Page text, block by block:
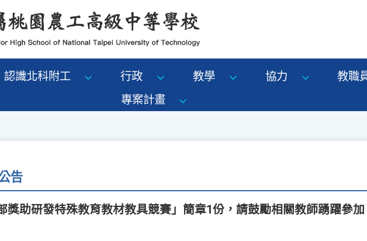
認識北科附工 行政 教學 協力 教職
專案計畫
告
獎助研發特殊教育教材教具競賽」簡章1份，請鼓勵相關教師踴躍參